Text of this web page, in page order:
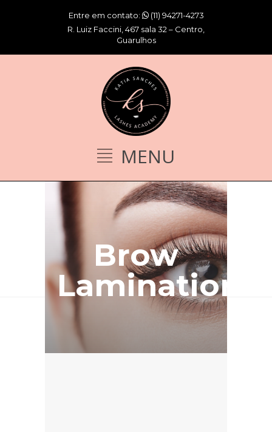
Entre em contato:
(11) 94271-4273
R. Luiz Faccini, 467 sala 32 – Centro,
Guarulhos
Brow
Lamination